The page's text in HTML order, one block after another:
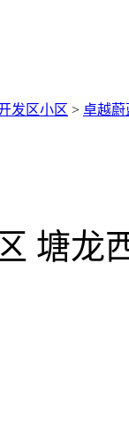
发区小区 > 卓越蔚
塘